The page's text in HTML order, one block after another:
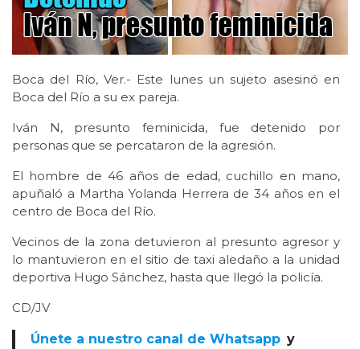
Boca del Río, Ver.- Este lunes un sujeto asesinó en
Boca del Río a su ex pareja.
Iván N, presunto feminicida, fue detenido por
personas que se percataron de la agresión.
El hombre de 46 años de edad, cuchillo en mano,
apuñaló a Martha Yolanda Herrera de 34 años en el
centro de Boca del Río.
Vecinos de la zona detuvieron al presunto agresor y
lo mantuvieron en el sitio de taxi aledaño a la unidad
deportiva Hugo Sánchez, hasta que llegó la policía.
CD/JV
Únete a nuestro canal de Whatsapp y